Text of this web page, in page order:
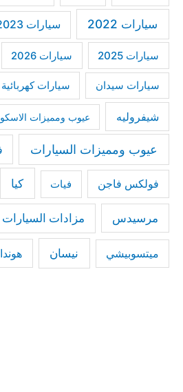
سيارات 2022 سيارات 2023
سيارات 2025 سيارات 2026
سيارات سيدان سيارات كهربائية
شيفروليه عيوب ومميزات
عيوب ومميزات السيارات
فولكس فاجن فيات كيا
مرسيدس مزادات السيارات
ميتسوبيشي نيسان هوندا